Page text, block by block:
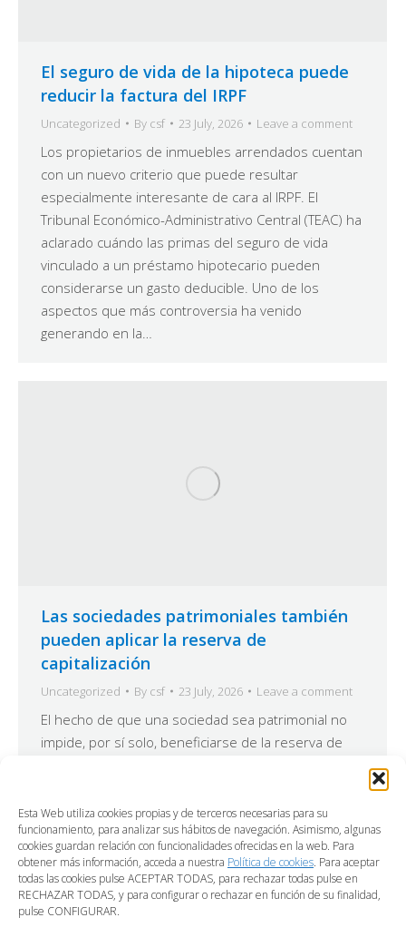
Esta Web utiliza cookies propias y de terceros necesarias para su
funcionamiento, para analizar sus hábitos de navegación. Asimismo, algunas
cookies guardan relación con funcionalidades ofrecidas en la web. Para
obtener más información, acceda a nuestra Política de cookies. Para aceptar
todas las cookies pulse ACEPTAR TODAS, para rechazar todas pulse en
RECHAZAR TODAS, y para configurar o rechazar en función de su finalidad,
pulse CONFIGURAR.
El seguro de vida de la hipoteca puede
reducir la factura del IRPF
Uncategorized By csf 23 July, 2026 Leave a comment
Los propietarios de inmuebles arrendados cuentan
con un nuevo criterio que puede resultar
especialmente interesante de cara al IRPF. El
Tribunal Económico-Administrativo Central (TEAC) ha
aclarado cuándo las primas del seguro de vida
vinculado a un préstamo hipotecario pueden
considerarse un gasto deducible. Uno de los
aspectos que más controversia ha venido
generando en la…
Las sociedades patrimoniales también
pueden aplicar la reserva de
capitalización
Uncategorized By csf 23 July, 2026 Leave a comment
El hecho de que una sociedad sea patrimonial no
impide, por sí solo, beneficiarse de la reserva de
aclara qué cifra de negocios debe tomarse como
referencia para aplicar el límite incrementado.
Como ya sabrá, la reserva de capitalización
permite…